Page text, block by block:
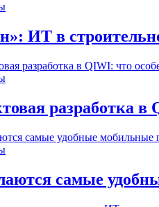
ИТ в
разработка в
самые